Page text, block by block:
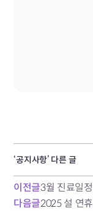
‘공지사항’ 다른 글
이전글3월 진료일
다음글2025 설 연